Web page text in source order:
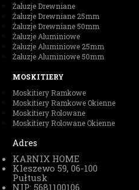
Żaluzje Drewniane
Żaluzje Drewniane 25mm
Żaluzje Drewniane 50mm
Żaluzje Aluminiowe
Żaluzje Aluminiowe 25mm
Żaluzje Aluminiowe 50mm
MOSKITIERY
Moskitiery Ramkowe
Moskitiery Ramkowe Okienne
Moskitiery Rolowane
Moskitiery Rolowane Okienne
Adres
KARNIX HOME
Kleszewo 59, 06-100
Pułtusk
NIP: 5681100106